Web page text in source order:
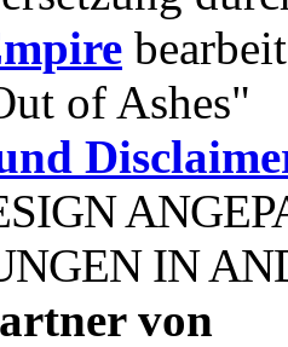
of Ashes"
IN
von